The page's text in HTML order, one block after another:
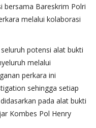
bersama Bareskrim Polri
melalui kolaborasi
potensi alat bukti
melalui
perkara ini
sehingga setiap
pada alat bukti
Kombes Pol Henry